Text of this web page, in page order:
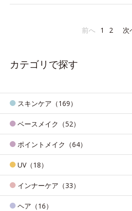
前へ 1 2 次
カテゴリで探す
スキンケア（169）
ベースメイク（52）
ポイントメイク（64）
UV（18）
インナーケア（33）
ヘア（16）